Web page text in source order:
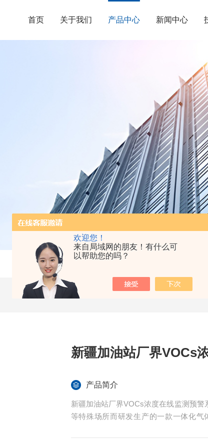
欢迎您！
来自局域网的朋友！有什么可
以帮助您的吗？
首页 关于我们 产品中心 新闻中心
当前位置：
新疆加油站厂界VOCs
产品简介
新疆加油站厂界VOCs浓度在线监测预
等特殊场所而研发生产的一款一体化